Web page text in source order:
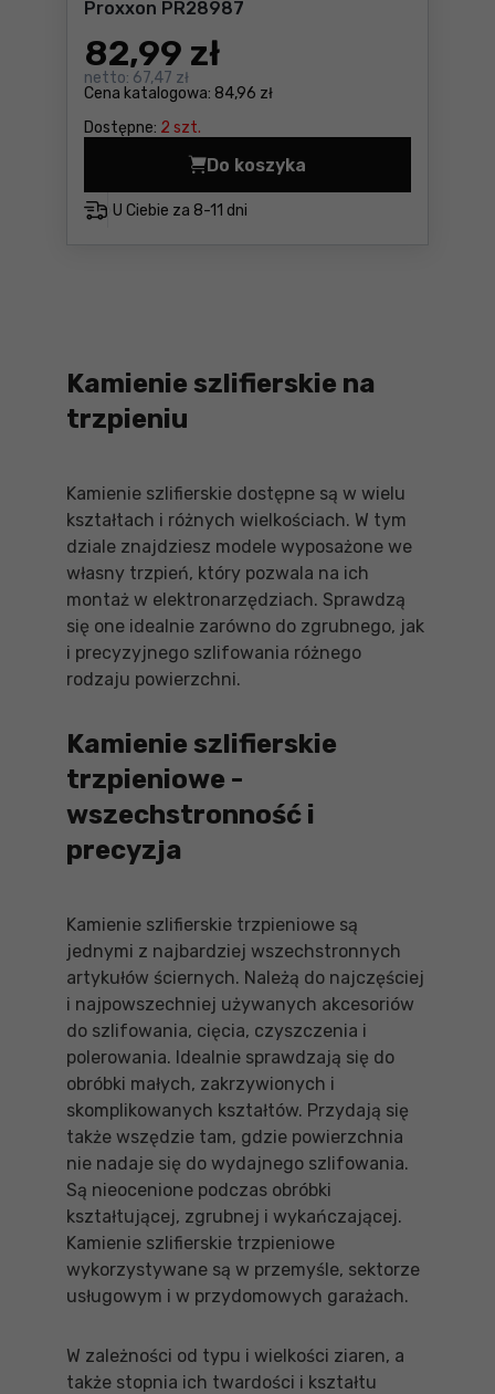
Proxxon PR28987
Cena katalogowa: 84,96 zł
82,99 zł
netto: 67,47 zł
Dostępne: 2 szt.
U Ciebie za 8-11 dni
Do koszyka
Kamienie szlifierskie na
trzpieniu
Kamienie szlifierskie dostępne są w wielu
kształtach i różnych wielkościach. W tym
dziale znajdziesz modele wyposażone we
własny trzpień, który pozwala na ich
montaż w elektronarzędziach. Sprawdzą
się one idealnie zarówno do zgrubnego, jak
i precyzyjnego szlifowania różnego
rodzaju powierzchni.
Kamienie szlifierskie
trzpieniowe -
wszechstronność i
precyzja
Kamienie szlifierskie trzpieniowe są
jednymi z najbardziej wszechstronnych
artykułów ściernych. Należą do najczęściej
i najpowszechniej używanych akcesoriów
do szlifowania, cięcia, czyszczenia i
polerowania. Idealnie sprawdzają się do
obróbki małych, zakrzywionych i
skomplikowanych kształtów. Przydają się
także wszędzie tam, gdzie powierzchnia
nie nadaje się do wydajnego szlifowania.
Są nieocenione podczas obróbki
kształtującej, zgrubnej i wykańczającej.
Kamienie szlifierskie trzpieniowe
wykorzystywane są w przemyśle, sektorze
usługowym i w przydomowych garażach.
W zależności od typu i wielkości ziaren, a
także stopnia ich twardości i kształtu